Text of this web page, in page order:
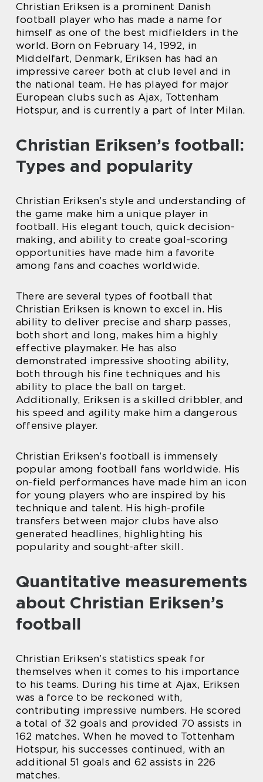
Christian Eriksen is a prominent Danish
football player who has made a name for
himself as one of the best midfielders in the
world. Born on February 14, 1992, in
Middelfart, Denmark, Eriksen has had an
impressive career both at club level and in
the national team. He has played for major
European clubs such as Ajax, Tottenham
Hotspur, and is currently a part of Inter Milan.
Christian Eriksen’s football:
Types and popularity
Christian Eriksen’s style and understanding of
the game make him a unique player in
football. His elegant touch, quick decision-
making, and ability to create goal-scoring
opportunities have made him a favorite
among fans and coaches worldwide.
There are several types of football that
Christian Eriksen is known to excel in. His
ability to deliver precise and sharp passes,
both short and long, makes him a highly
effective playmaker. He has also
demonstrated impressive shooting ability,
both through his fine techniques and his
ability to place the ball on target.
Additionally, Eriksen is a skilled dribbler, and
his speed and agility make him a dangerous
offensive player.
Christian Eriksen’s football is immensely
popular among football fans worldwide. His
on-field performances have made him an icon
for young players who are inspired by his
technique and talent. His high-profile
transfers between major clubs have also
generated headlines, highlighting his
popularity and sought-after skill.
Quantitative measurements
about Christian Eriksen’s
football
Christian Eriksen’s statistics speak for
themselves when it comes to his importance
to his teams. During his time at Ajax, Eriksen
was a force to be reckoned with,
contributing impressive numbers. He scored
a total of 32 goals and provided 70 assists in
162 matches. When he moved to Tottenham
Hotspur, his successes continued, with an
additional 51 goals and 62 assists in 226
matches.